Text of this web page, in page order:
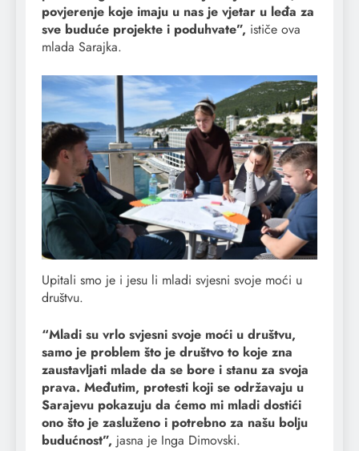
povjerenje koje imaju u nas je vjetar u leđa za
sve buduće projekte i poduhvate”, ističe ova
mlada Sarajka.
Upitali smo je i jesu li mladi svjesni svoje moći u
društvu.
“Mladi su vrlo svjesni svoje moći u društvu,
samo je problem što je društvo to koje zna
zaustavljati mlade da se bore i stanu za svoja
prava. Međutim, protesti koji se održavaju u
Sarajevu pokazuju da ćemo mi mladi dostići
ono što je zasluženo i potrebno za našu bolju
budućnost”, jasna je Inga Dimovski.